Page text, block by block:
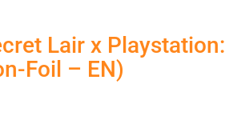
Lair x
Foil – EN)